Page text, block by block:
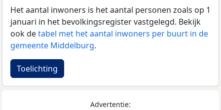
Het aantal inwoners is het aantal personen zoals op 1
januari in het bevolkingsregister vastgelegd. Bekijk
ook detabel met het aantal inwoners per buurt in de
gemeente Middelburg.
Toelichting
Advertentie: